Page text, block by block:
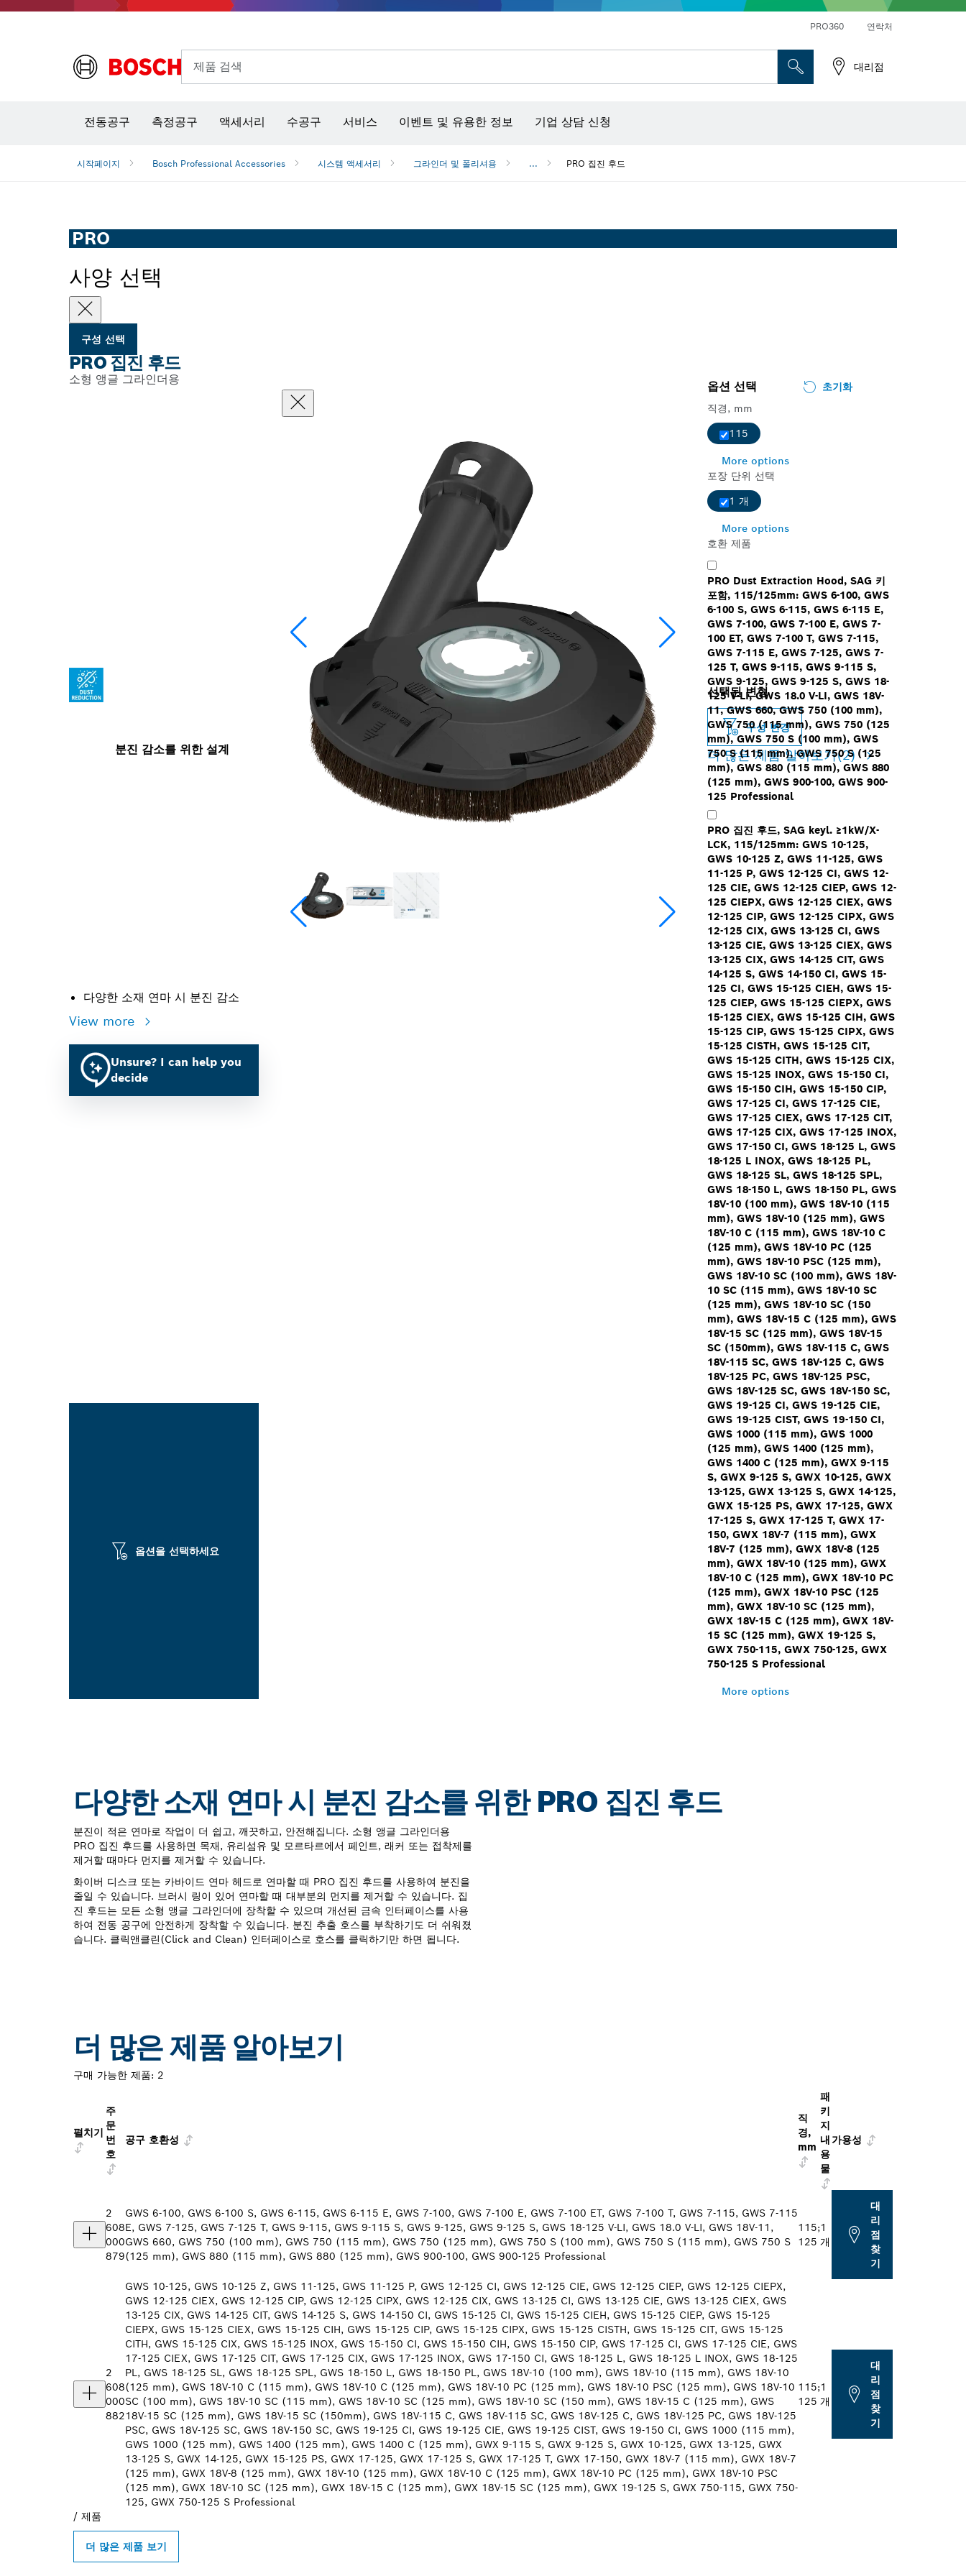
PRO360 연락처
제품 검색 대리점
전동공구 측정공구 액세서리 수공구 서비스 이벤트 및 유용한 정보 기업 상담 신청
시작페이지 Bosch Professional Accessories 시스템 액세서리 그라인더 및 폴리셔용 ... PRO 집진 후드
PRO
사양 선택
구성 선택
PRO 집진 후드
소형 앵글 그라인더용
분진 감소를 위한 설계
다양한 소재 연마 시 분진 감소
View more
Unsure? I can help you
decide
옵션을 선택하세요
옵션 선택
초기화
직경, mm
115
More options
포장 단위 선택
1 개
More options
호환 제품
PRO Dust Extraction Hood, SAG 키
포함, 115/125mm: GWS 6-100, GWS
6-100 S, GWS 6-115, GWS 6-115 E,
GWS 7-100, GWS 7-100 E, GWS 7-
100 ET, GWS 7-100 T, GWS 7-115,
GWS 7-115 E, GWS 7-125, GWS 7-
125 T, GWS 9-115, GWS 9-115 S,
GWS 9-125, GWS 9-125 S, GWS 18-
125 V-LI, GWS 18.0 V-LI, GWS 18V-
11, GWS 660, GWS 750 (100 mm),
GWS 750 (115 mm), GWS 750 (125
mm), GWS 750 S (100 mm), GWS
750 S (115 mm), GWS 750 S (125
mm), GWS 880 (115 mm), GWS 880
(125 mm), GWS 900-100, GWS 900-
125 Professional
PRO 집진 후드, SAG keyl. ≥1kW/X-
LCK, 115/125mm: GWS 10-125,
GWS 10-125 Z, GWS 11-125, GWS
11-125 P, GWS 12-125 CI, GWS 12-
125 CIE, GWS 12-125 CIEP, GWS 12-
125 CIEPX, GWS 12-125 CIEX, GWS
12-125 CIP, GWS 12-125 CIPX, GWS
12-125 CIX, GWS 13-125 CI, GWS
13-125 CIE, GWS 13-125 CIEX, GWS
13-125 CIX, GWS 14-125 CIT, GWS
14-125 S, GWS 14-150 CI, GWS 15-
125 CI, GWS 15-125 CIEH, GWS 15-
125 CIEP, GWS 15-125 CIEPX, GWS
15-125 CIEX, GWS 15-125 CIH, GWS
15-125 CIP, GWS 15-125 CIPX, GWS
15-125 CISTH, GWS 15-125 CIT,
GWS 15-125 CITH, GWS 15-125 CIX,
GWS 15-125 INOX, GWS 15-150 CI,
GWS 15-150 CIH, GWS 15-150 CIP,
GWS 17-125 CI, GWS 17-125 CIE,
GWS 17-125 CIEX, GWS 17-125 CIT,
GWS 17-125 CIX, GWS 17-125 INOX,
GWS 17-150 CI, GWS 18-125 L, GWS
18-125 L INOX, GWS 18-125 PL,
GWS 18-125 SL, GWS 18-125 SPL,
GWS 18-150 L, GWS 18-150 PL, GWS
18V-10 (100 mm), GWS 18V-10 (115
mm), GWS 18V-10 (125 mm), GWS
18V-10 C (115 mm), GWS 18V-10 C
(125 mm), GWS 18V-10 PC (125
mm), GWS 18V-10 PSC (125 mm),
GWS 18V-10 SC (100 mm), GWS 18V-
10 SC (115 mm), GWS 18V-10 SC
(125 mm), GWS 18V-10 SC (150
mm), GWS 18V-15 C (125 mm), GWS
18V-15 SC (125 mm), GWS 18V-15
SC (150mm), GWS 18V-115 C, GWS
18V-115 SC, GWS 18V-125 C, GWS
18V-125 PC, GWS 18V-125 PSC,
GWS 18V-125 SC, GWS 18V-150 SC,
GWS 19-125 CI, GWS 19-125 CIE,
GWS 19-125 CIST, GWS 19-150 CI,
GWS 1000 (115 mm), GWS 1000
(125 mm), GWS 1400 (125 mm),
GWS 1400 C (125 mm), GWX 9-115
S, GWX 9-125 S, GWX 10-125, GWX
13-125, GWX 13-125 S, GWX 14-125,
GWX 15-125 PS, GWX 17-125, GWX
17-125 S, GWX 17-125 T, GWX 17-
150, GWX 18V-7 (115 mm), GWX
18V-7 (125 mm), GWX 18V-8 (125
mm), GWX 18V-10 (125 mm), GWX
18V-10 C (125 mm), GWX 18V-10 PC
(125 mm), GWX 18V-10 PSC (125
mm), GWX 18V-10 SC (125 mm),
GWX 18V-15 C (125 mm), GWX 18V-
15 SC (125 mm), GWX 19-125 S,
GWX 750-115, GWX 750-125, GWX
750-125 S Professional
More options
선택된 변형
구성 변경
더 많은 제품 알아보기(2)
다양한 소재 연마 시 분진 감소를 위한 PRO 집진 후드
분진이 적은 연마로 작업이 더 쉽고, 깨끗하고, 안전해집니다. 소형 앵글 그라인더용
PRO 집진 후드를 사용하면 목재, 유리섬유 및 모르타르에서 페인트, 래커 또는 접착제를
제거할 때마다 먼지를 제거할 수 있습니다.
화이버 디스크 또는 카바이드 연마 헤드로 연마할 때 PRO 집진 후드를 사용하여 분진을
줄일 수 있습니다. 브러시 링이 있어 연마할 때 대부분의 먼지를 제거할 수 있습니다. 집
진 후드는 모든 소형 앵글 그라인더에 장착할 수 있으며 개선된 금속 인터페이스를 사용
하여 전동 공구에 안전하게 장착할 수 있습니다. 분진 추출 호스를 부착하기도 더 쉬워졌
습니다. 클릭앤클린(Click and Clean) 인터페이스로 호스를 클릭하기만 하면 됩니다.
더 많은 제품 알아보기
구매 가능한 제품: 2
펼치기
주
문
번
호
공구 호환성
직
경,
mm
패
키
지
내
용
물
가용성
2
608
000
879
GWS 6-100, GWS 6-100 S, GWS 6-115, GWS 6-115 E, GWS 7-100, GWS 7-100 E, GWS 7-100 ET, GWS 7-100 T, GWS 7-115, GWS 7-115
E, GWS 7-125, GWS 7-125 T, GWS 9-115, GWS 9-115 S, GWS 9-125, GWS 9-125 S, GWS 18-125 V-LI, GWS 18.0 V-LI, GWS 18V-11,
GWS 660, GWS 750 (100 mm), GWS 750 (115 mm), GWS 750 (125 mm), GWS 750 S (100 mm), GWS 750 S (115 mm), GWS 750 S
(125 mm), GWS 880 (115 mm), GWS 880 (125 mm), GWS 900-100, GWS 900-125 Professional
115;
125
1
개
대
리
점
찾
기
2
608
000
882
GWS 10-125, GWS 10-125 Z, GWS 11-125, GWS 11-125 P, GWS 12-125 CI, GWS 12-125 CIE, GWS 12-125 CIEP, GWS 12-125 CIEPX,
GWS 12-125 CIEX, GWS 12-125 CIP, GWS 12-125 CIPX, GWS 12-125 CIX, GWS 13-125 CI, GWS 13-125 CIE, GWS 13-125 CIEX, GWS
13-125 CIX, GWS 14-125 CIT, GWS 14-125 S, GWS 14-150 CI, GWS 15-125 CI, GWS 15-125 CIEH, GWS 15-125 CIEP, GWS 15-125
CIEPX, GWS 15-125 CIEX, GWS 15-125 CIH, GWS 15-125 CIP, GWS 15-125 CIPX, GWS 15-125 CISTH, GWS 15-125 CIT, GWS 15-125
CITH, GWS 15-125 CIX, GWS 15-125 INOX, GWS 15-150 CI, GWS 15-150 CIH, GWS 15-150 CIP, GWS 17-125 CI, GWS 17-125 CIE, GWS
17-125 CIEX, GWS 17-125 CIT, GWS 17-125 CIX, GWS 17-125 INOX, GWS 17-150 CI, GWS 18-125 L, GWS 18-125 L INOX, GWS 18-125
PL, GWS 18-125 SL, GWS 18-125 SPL, GWS 18-150 L, GWS 18-150 PL, GWS 18V-10 (100 mm), GWS 18V-10 (115 mm), GWS 18V-10
(125 mm), GWS 18V-10 C (115 mm), GWS 18V-10 C (125 mm), GWS 18V-10 PC (125 mm), GWS 18V-10 PSC (125 mm), GWS 18V-10
SC (100 mm), GWS 18V-10 SC (115 mm), GWS 18V-10 SC (125 mm), GWS 18V-10 SC (150 mm), GWS 18V-15 C (125 mm), GWS
18V-15 SC (125 mm), GWS 18V-15 SC (150mm), GWS 18V-115 C, GWS 18V-115 SC, GWS 18V-125 C, GWS 18V-125 PC, GWS 18V-125
PSC, GWS 18V-125 SC, GWS 18V-150 SC, GWS 19-125 CI, GWS 19-125 CIE, GWS 19-125 CIST, GWS 19-150 CI, GWS 1000 (115 mm),
GWS 1000 (125 mm), GWS 1400 (125 mm), GWS 1400 C (125 mm), GWX 9-115 S, GWX 9-125 S, GWX 10-125, GWX 13-125, GWX
13-125 S, GWX 14-125, GWX 15-125 PS, GWX 17-125, GWX 17-125 S, GWX 17-125 T, GWX 17-150, GWX 18V-7 (115 mm), GWX 18V-7
(125 mm), GWX 18V-8 (125 mm), GWX 18V-10 (125 mm), GWX 18V-10 C (125 mm), GWX 18V-10 PC (125 mm), GWX 18V-10 PSC
(125 mm), GWX 18V-10 SC (125 mm), GWX 18V-15 C (125 mm), GWX 18V-15 SC (125 mm), GWX 19-125 S, GWX 750-115, GWX 750-
125, GWX 750-125 S Professional
115;
125
1
개
대
리
점
찾
기
/ 제품
더 많은 제품 보기